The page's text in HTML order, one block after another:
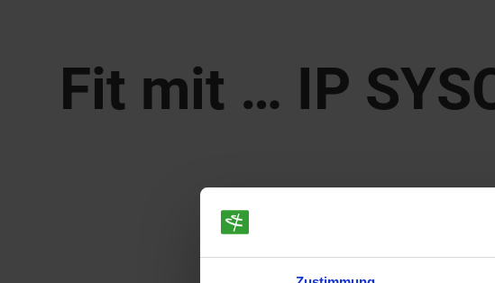
Fit mit … IP